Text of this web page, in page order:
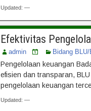
Updated: —
Efektivitas
admin Bidang BLU/
Pengelolaan keuangan
efisien dan transparan,
pengelolaan keuangan
Updated: —